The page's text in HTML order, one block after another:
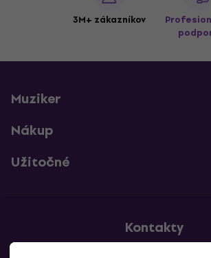
3M+ zákazníkov
Muziker
Nákup
Užitočné
Kontakty